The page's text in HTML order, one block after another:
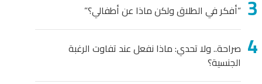
في الطلاق ولكن ماذا عن أطفالي؟”
ولا تحدي: ماذا نفعل عند تفاوت الرغبة